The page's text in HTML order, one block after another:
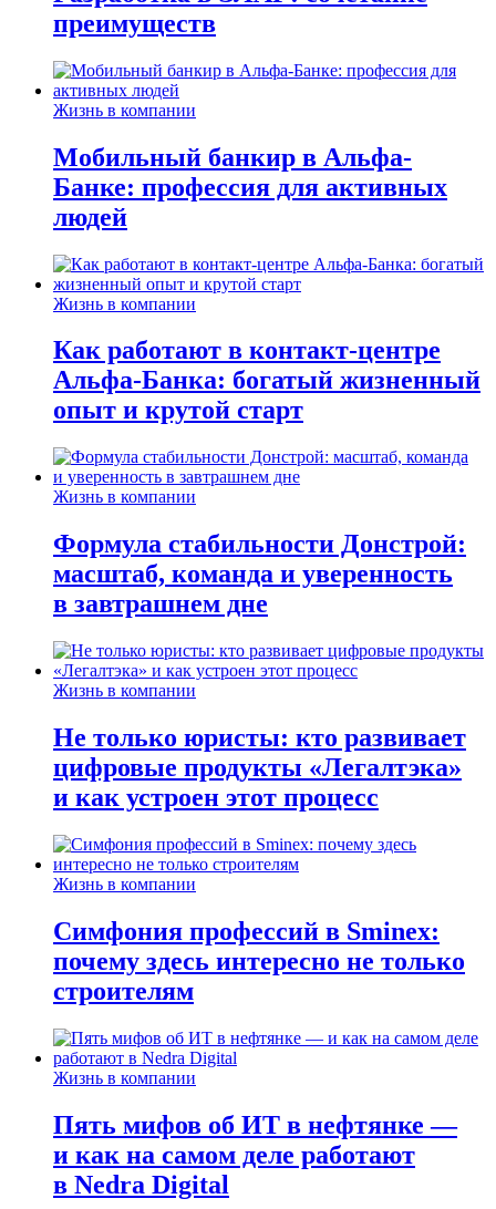
преимуществ
Жизнь в компании
Мобильный банкир в Альфа-
Банке: профессия для активных
людей
Жизнь в компании
Как работают в контакт-центре
Альфа-Банка: богатый жизненный
опыт и крутой старт
Жизнь в компании
Формула стабильности Донстрой:
масштаб, команда и уверенность
в завтрашнем дне
Жизнь в компании
Не только юристы: кто развивает
цифровые продукты «Легалтэка»
и как устроен этот процесс
Жизнь в компании
Симфония профессий в Sminex:
почему здесь интересно не только
строителям
Жизнь в компании
Пять мифов об ИТ в нефтянке —
и как на самом деле работают
в Nedra Digital